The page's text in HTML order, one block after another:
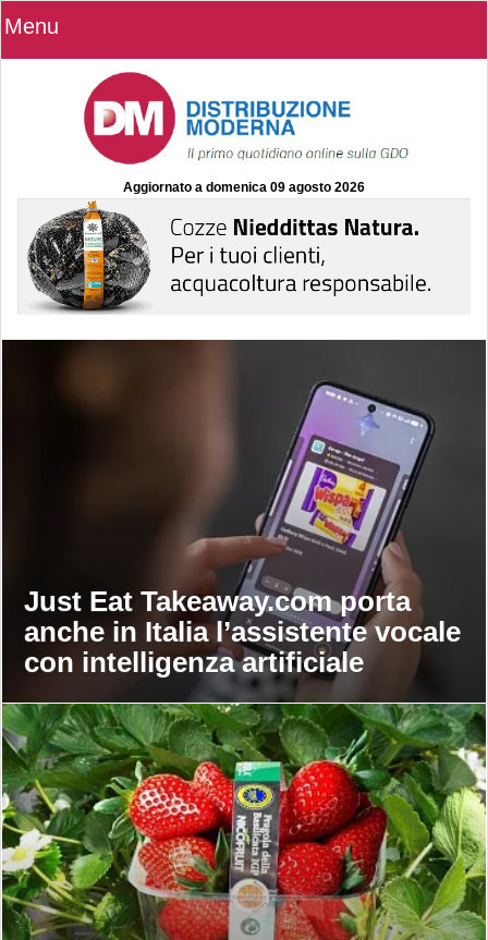
Menu
Aggiornato a domenica 09 agosto 2026
Just Eat Takeaway.com porta
anche in Italia l’assistente vocale
con intelligenza artificiale